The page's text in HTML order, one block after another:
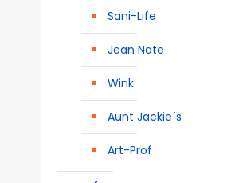
Sani-Life
Jean Nate
Wink
Aunt Jackie´s
Art-Prof